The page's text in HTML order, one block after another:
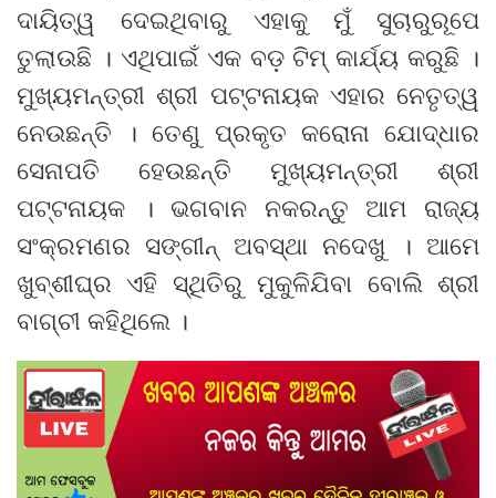
ଦାୟିତ୍ୱ ଦେଇଥିବାରୁ ଏହାକୁ ମୁଁ ସୁଚାରୁରୂପେ
ତୁଲାଉଛି । ଏଥିପାଇଁ ଏକ ବଡ଼ ଟିମ୍ କାର୍ଯ୍ୟ କରୁଛି ।
ମୁଖ୍ୟମନ୍ତ୍ରୀ ଶ୍ରୀ ପଟ୍ଟନାୟକ ଏହାର ନେତୃତ୍ୱ
ନେଉଛନ୍ତି । ତେଣୁ ପ୍ରକୃତ କରୋନା ଯୋଦ୍ଧାର
ସେନାପତି ହେଉଛନ୍ତି ମୁଖ୍ୟମନ୍ତ୍ରୀ ଶ୍ରୀ
ପଟ୍ଟନାୟକ । ଭଗବାନ ନକରନ୍ତୁ ଆମ ରାଜ୍ୟ
ସଂକ୍ରମଣର ସଙ୍ଗୀନ୍ ଅବସ୍ଥା ନଦେଖୁ । ଆମେ
ଖୁବ୍‌ଶୀଘ୍ର ଏହି ସ୍ଥିତିରୁ ମୁକୁଳିଯିବା ବୋଲି ଶ୍ରୀ
ବାଗ୍‌ଚୀ କହିଥିଲେ ।